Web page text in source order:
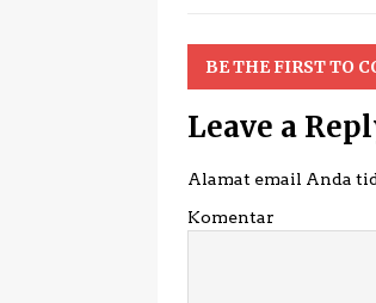
BE THE FIRST TO
Leave a
Alamat email Anda
Komentar